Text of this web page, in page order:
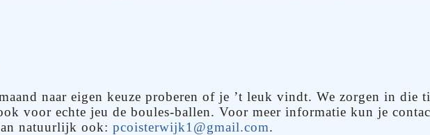
naar eigen keuze proberen of je ’t leuk vindt. We zorgen in die
voor echte jeu de boules-ballen. Voor meer informatie kun je
natuurlijk ook: pcoisterwijk1@gmail.com.